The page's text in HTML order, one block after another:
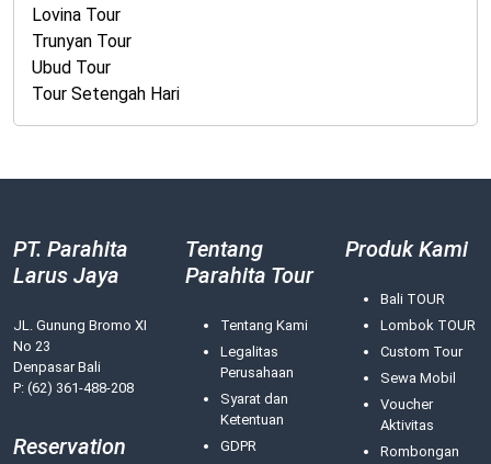
Lovina Tour
Trunyan Tour
Ubud Tour
Tour Setengah Hari
PT. Parahita
Larus Jaya
JL. Gunung Bromo XI
No 23
Denpasar Bali
P: (62) 361-488-208
Reservation
Tentang
Parahita Tour
Tentang Kami
Legalitas
Perusahaan
Syarat dan
Ketentuan
GDPR
Produk Kami
Bali TOUR
Lombok TOUR
Custom Tour
Sewa Mobil
Voucher
Aktivitas
Rombongan